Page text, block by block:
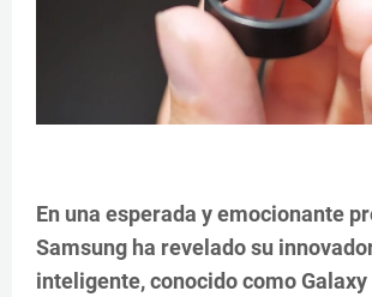
En una esperada y emocionante
Samsung ha revelado su
inteligente, conocido como Galaxy